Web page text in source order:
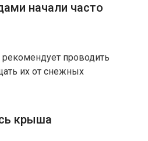
начали часто
проводить
их от снежных
крыша